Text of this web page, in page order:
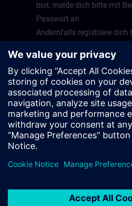
bist, melde dich bitte mit
Passwort an.
Andernfalls registriere dich
dazu den Anweisungen.
Nach erfolgreicher
Startseite von Virtual Lab
Glückwunsch, du kannst
sobald ein Kurs bereitsteht.